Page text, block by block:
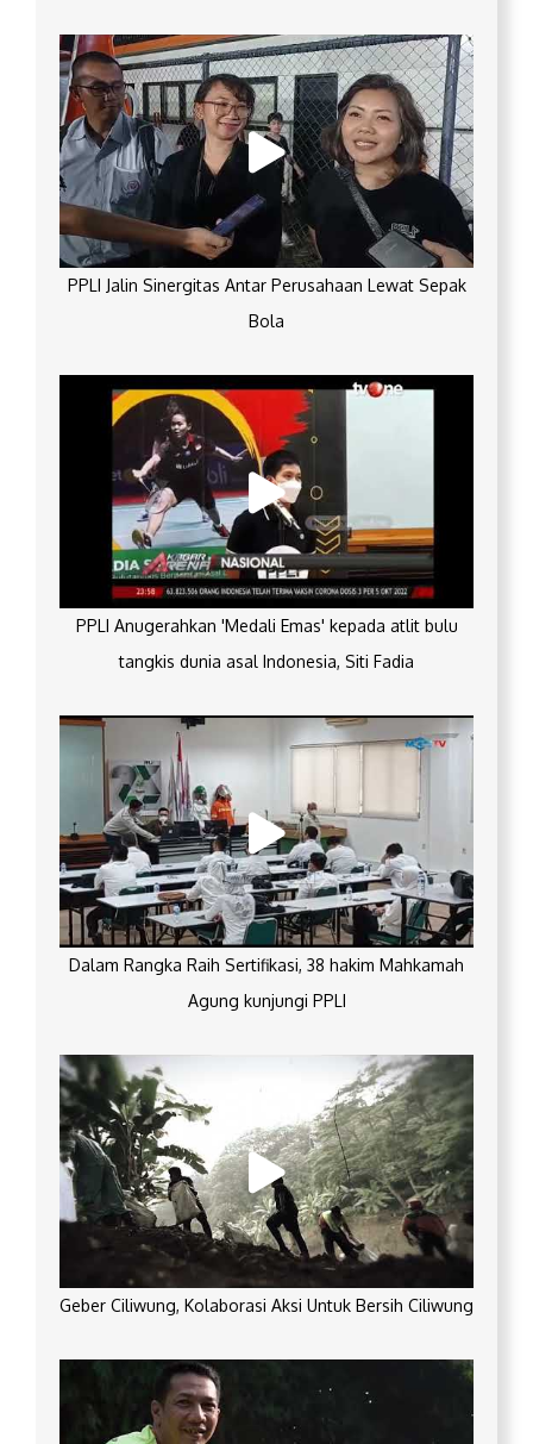
PPLI Jalin Sinergitas Antar Perusahaan Lewat Sepak
Bola
PPLI Anugerahkan 'Medali Emas' kepada atlit bulu
tangkis dunia asal Indonesia, Siti Fadia
Dalam Rangka Raih Sertifikasi, 38 hakim Mahkamah
Agung kunjungi PPLI
Geber Ciliwung, Kolaborasi Aksi Untuk Bersih Ciliwung